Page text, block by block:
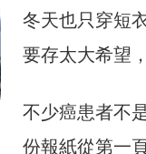
冬天也只穿短
要存太大希望
不少癌患者不
份報紙從第一